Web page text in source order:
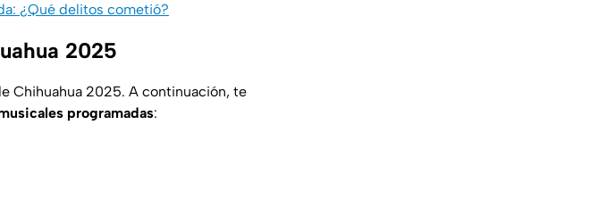
¿Qué delitos cometió?
2025
Chihuahua 2025. A continuación, te
programadas: